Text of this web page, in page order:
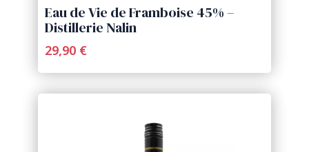
Eau de Vie de Framboise 45% –
Distillerie Nalin
29,90 €